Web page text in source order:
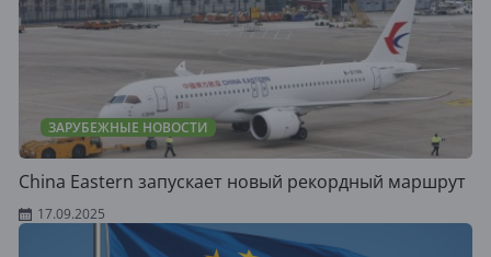
ЗАРУБЕЖНЫЕ НОВОСТИ
China Eastern запускает новый рекордный маршрут
17.09.2025